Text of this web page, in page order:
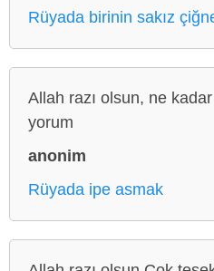
Rüyada birinin sakız
Allah razı olsun, ne
yorum
anonim
Rüyada ipe asmak